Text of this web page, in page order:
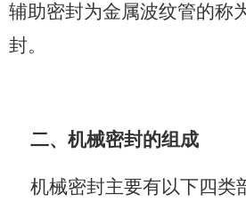
辅助密封为金属波纹管的称
封。
二、机械密封的组成
机械密封主要有以下四类